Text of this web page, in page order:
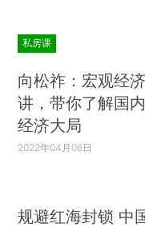
私房课
向松祚：宏观经
讲，带你了解国
经济大局
2022年04月06日
规避红海封锁 中